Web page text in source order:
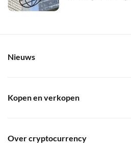
Nieuws
Kopen en verkopen
Over cryptocurrency